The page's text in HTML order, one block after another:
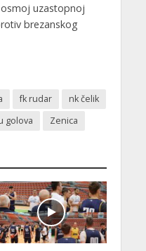
uzastopnoj
brezanskog
fk rudar
nk čelik
golova Zenica